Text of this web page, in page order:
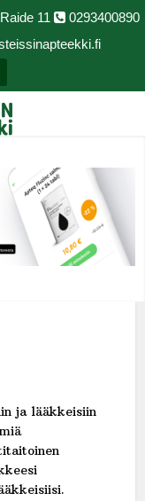
11
0293400890
ja lääkkeisiin